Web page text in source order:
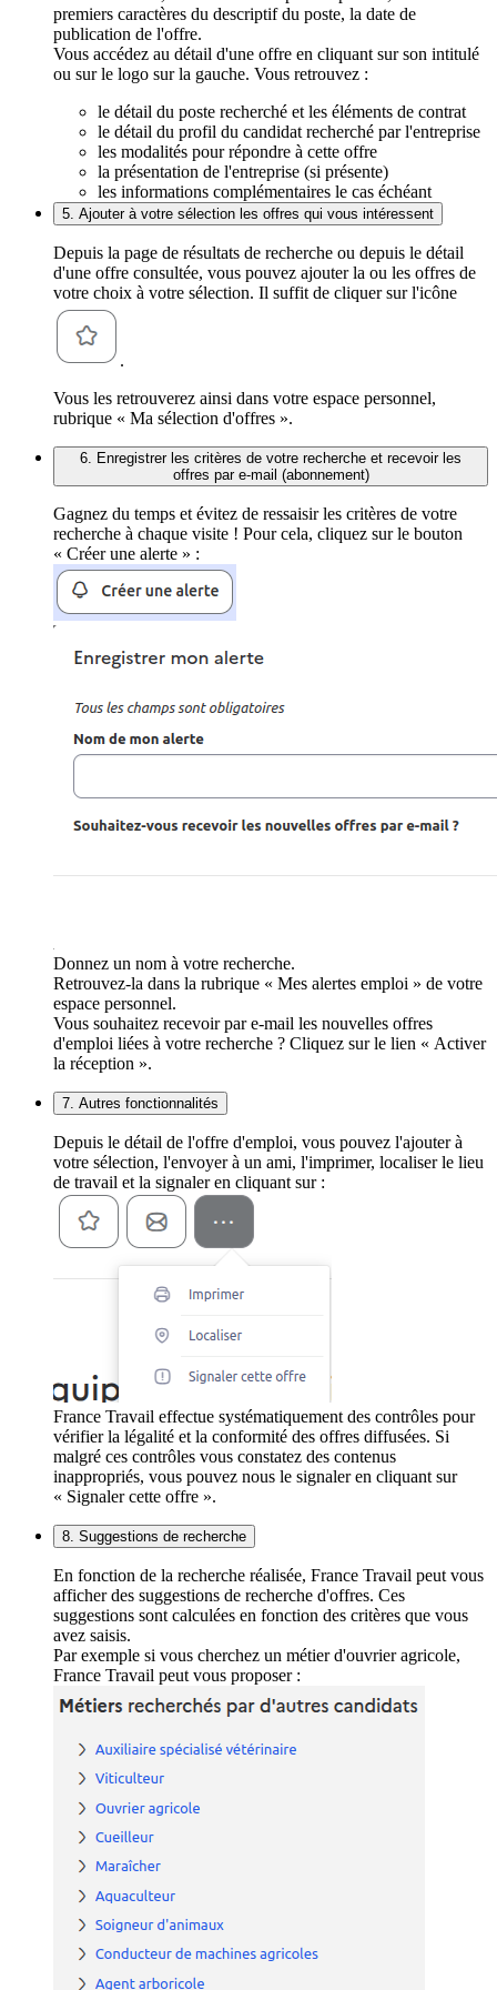
premiers caractères du descriptif du poste, la date de
publication de l'offre.
Vous accédez au détail d'une offre en cliquant sur son intitulé
ou sur le logo sur la gauche. Vous retrouvez :
le détail du poste recherché et les éléments de contrat
le détail du profil du candidat recherché par l'entreprise
les modalités pour répondre à cette offre
la présentation de l'entreprise (si présente)
les informations complémentaires le cas échéant
5. Ajouter à votre sélection les offres qui vous intéressent
Depuis la page de résultats de recherche ou depuis le détail
d'une offre consultée, vous pouvez ajouter la ou les offres de
votre choix à votre sélection. Il suffit de cliquer sur l'icône
.
Vous les retrouverez ainsi dans votre espace personnel,
rubrique « Ma sélection d'offres ».
6. Enregistrer les critères de votre recherche et recevoir les
offres par e-mail (abonnement)
Gagnez du temps et évitez de ressaisir les critères de votre
recherche à chaque visite ! Pour cela, cliquez sur le bouton
« Créer une alerte » :
Donnez un nom à votre recherche.
Retrouvez-la dans la rubrique « Mes alertes emploi » de votre
espace personnel.
Vous souhaitez recevoir par e-mail les nouvelles offres
d'emploi liées à votre recherche ? Cliquez sur le lien « Activer
la réception ».
7. Autres fonctionnalités
Depuis le détail de l'offre d'emploi, vous pouvez l'ajouter à
votre sélection, l'envoyer à un ami, l'imprimer, localiser le lieu
de travail et la signaler en cliquant sur :
France Travail effectue systématiquement des contrôles pour
vérifier la légalité et la conformité des offres diffusées. Si
malgré ces contrôles vous constatez des contenus
inappropriés, vous pouvez nous le signaler en cliquant sur
« Signaler cette offre ».
8. Suggestions de recherche
En fonction de la recherche réalisée, France Travail peut vous
afficher des suggestions de recherche d'offres. Ces
suggestions sont calculées en fonction des critères que vous
avez saisis.
Par exemple si vous cherchez un métier d'ouvrier agricole,
France Travail peut vous proposer :